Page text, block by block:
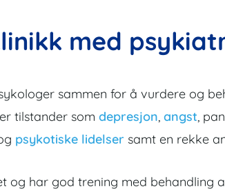
med
sammen for å vurdere og
tilstander som depresjon, angst,
psykotiske lidelser samt en rekke
og har god trening med behandling